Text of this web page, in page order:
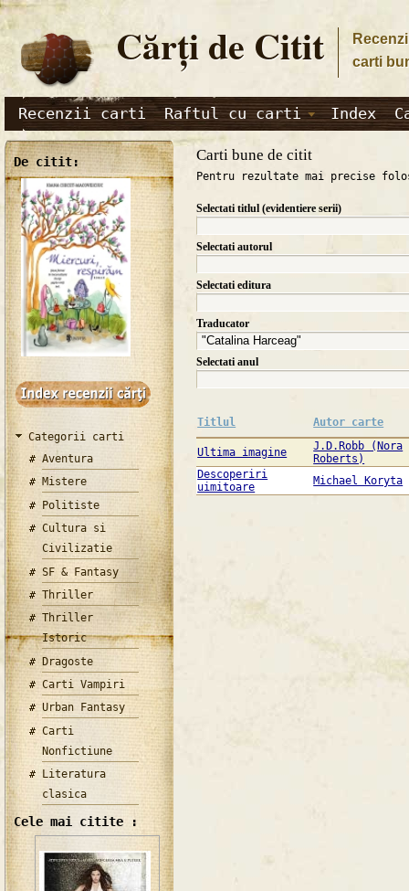
Cărţi de Citit
carti
Recenzii carti Raftul cu carti Index
De citit:
Categorii carti
Aventura
Mistere
Politiste
Cultura si
Civilizatie
SF & Fantasy
Thriller
Thriller
Istoric
Dragoste
Carti Vampiri
Urban Fantasy
Carti
Nonfictiune
Literatura
clasica
Cele mai citite :
Carti bune de citit
Pentru rezultate mai precise
Selectati titlul (evidentiere serii)
Selectati autorul
Selectati editura
Traducator
Selectati anul
Titlul Autor carte
Ultima imagine
J.D.Robb (Nora
Roberts)
Descoperiri
uimitoare
Michael Koryta